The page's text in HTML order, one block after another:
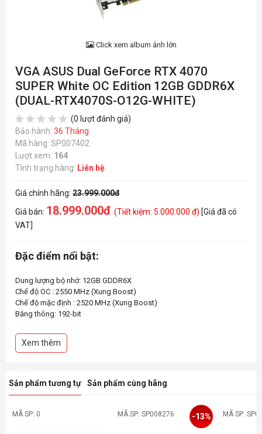
Click xem album ảnh lớn
VGA ASUS Dual GeForce RTX 4070
SUPER White OC Edition 12GB GDDR6X
(DUAL-RTX4070S-O12G-WHITE)
(0 lượt đánh giá)
Bảo hành: 36 Tháng
Mã hàng: SP007402
Lượt xem: 164
Tình trạng hàng: Liên hệ
Giá chính hãng: 23.999.000đ
Giá bán: 18.999.000đ (Tiết kiệm: 5.000.000 đ) [Giá đã có
VAT]
Đặc điểm nổi bật:
Dung lượng bộ nhớ: 12GB GDDR6X
Chế độ OC : 2550 MHz (Xung Boost)
Chế độ mặc định : 2520 MHz (Xung Boost)
Băng thông: 192-bit
Nguồn phụ: 16 Pin*1
Xem thêm
Sản phẩm tương tự Sản phẩm cùng hãng
MÃ SP: 0 MÃ SP: SP008276 -13% MÃ SP: